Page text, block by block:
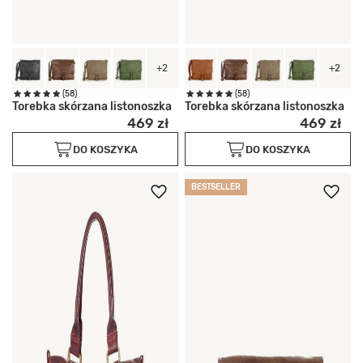
+2
(58)
Torebka skórzana listonoszka
469 zł
DO KOSZYKA
+2
(58)
Torebka skórzana listonoszka
469 zł
DO KOSZYKA
BESTSELLER